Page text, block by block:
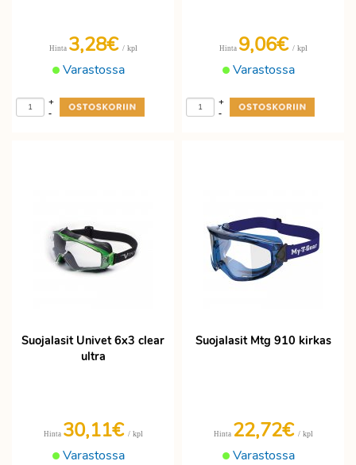
Varastossa
Hinta 3,28€ / kpl
-
+
Varastossa
Hinta 9,06€ / kpl
-
+
Suojalasit Univet 6x3 clear
ultra
Varastossa
Hinta 30,11€ / kpl
Suojalasit Mtg 910 kirkas
Varastossa
Hinta 22,72€ / kpl